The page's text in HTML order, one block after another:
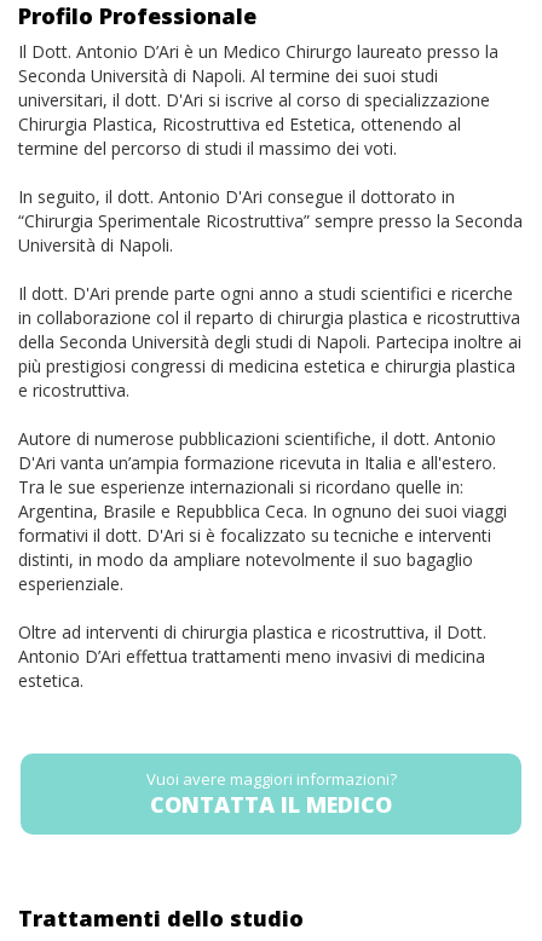
Profilo Professionale
Il Dott. Antonio D’Ari è un Medico Chirurgo laureato presso la
Seconda Università di Napoli. Al termine dei suoi studi
universitari, il dott. D'Ari si iscrive al corso di specializzazione
Chirurgia Plastica, Ricostruttiva ed Estetica, ottenendo al
termine del percorso di studi il massimo dei voti.
In seguito, il dott. Antonio D'Ari consegue il dottorato in
“Chirurgia Sperimentale Ricostruttiva” sempre presso la Seconda
Università di Napoli.
Il dott. D'Ari prende parte ogni anno a studi scientifici e ricerche
in collaborazione col il reparto di chirurgia plastica e ricostruttiva
della Seconda Università degli studi di Napoli. Partecipa inoltre ai
più prestigiosi congressi di medicina estetica e chirurgia plastica
e ricostruttiva.
Autore di numerose pubblicazioni scientifiche, il dott. Antonio
D'Ari vanta un’ampia formazione ricevuta in Italia e all'estero.
Tra le sue esperienze internazionali si ricordano quelle in:
Argentina, Brasile e Repubblica Ceca. In ognuno dei suoi viaggi
formativi il dott. D'Ari si è focalizzato su tecniche e interventi
distinti, in modo da ampliare notevolmente il suo bagaglio
esperienziale.
Oltre ad interventi di chirurgia plastica e ricostruttiva, il Dott.
Antonio D’Ari effettua trattamenti meno invasivi di medicina
estetica.
Vuoi avere maggiori informazioni?
CONTATTA IL MEDICO
Trattamenti dello studio